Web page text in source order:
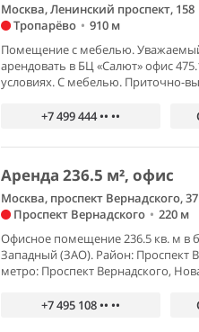
Москва, Ленинский проспект, 158
Тропарёво • 910 м
Помещение с мебелью.
арендовать в БЦ «Салют» офис
условиях. С мебелью. Приточно-
+7 499 444 •• ••
Аренда 236.5 м², офис
Москва, проспект Вернадского,
Проспект Вернадского • 220 м
Офисное помещение 236.5 кв. м в
Западный (ЗАО). Район: Проспект
метро: Проспект Вернадского,
+7 495 108 •• ••